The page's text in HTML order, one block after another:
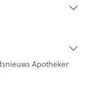
Apotheker